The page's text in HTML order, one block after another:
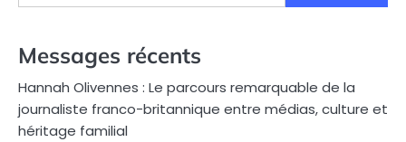
Messages récents
Hannah Olivennes : Le parcours remarquable de la
journaliste franco-britannique entre médias, culture et
héritage familial